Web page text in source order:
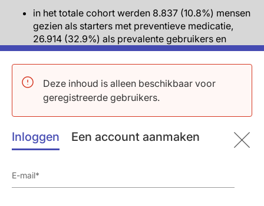
Deze inhoud is alleen beschikbaar voor
geregistreerde gebruikers.
Inloggen Een account aanmaken
in het totale cohort werden 8.837 (10.8%) mensen
gezien als starters met preventieve medicatie,
26.914 (32.9%) als prevalente gebruikers en
46,021 (56.3%) niet-starters.
In een volledig gecorrigeerd model was de
gemiddelde toename van
BMI groter in starters
van medicatie (verschil in verandering: 0.19,
95%CI: 0.16-0.22). Onder deelnemers die obees of
niet-obees waren bij de eerste survey, toonden
starters in beide groepen een hogere kans op
obesitas bij survey 2 dan niet-starters (obees: HR:
Gemiddelde MET uren/dag nam af onder starters